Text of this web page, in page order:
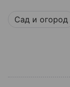
Сад и огород